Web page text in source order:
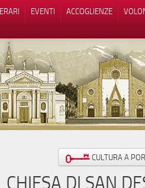
EVENTI ACCOGLIENZE
CULTURA A
CHIESA DI SAN
Le tue preferenze relative